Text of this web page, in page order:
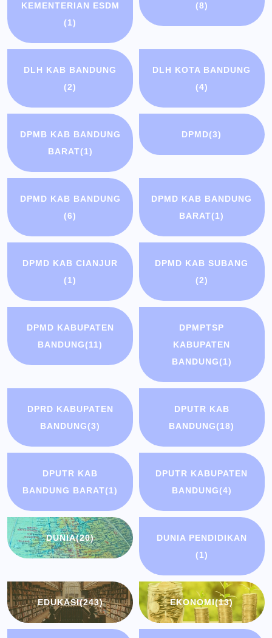
KEMENTERIAN ESDM
(1)
(8)
DLH KAB BANDUNG
(2)
DLH KOTA BANDUNG
(4)
DPMB KAB BANDUNG
BARAT(1)
DPMD(3)
DPMD KAB BANDUNG
(6)
DPMD KAB BANDUNG
BARAT(1)
DPMD KAB CIANJUR
(1)
DPMD KAB SUBANG
(2)
DPMD KABUPATEN
BANDUNG(11)
DPMPTSP
KABUPATEN
BANDUNG(1)
DPRD KABUPATEN
BANDUNG(3)
DPUTR KAB
BANDUNG(18)
DPUTR KAB
BANDUNG BARAT(1)
DPUTR KABUPATEN
BANDUNG(4)
DUNIA(20)
DUNIA PENDIDIKAN
(1)
EDUKASI(243) EKONOMI(13)